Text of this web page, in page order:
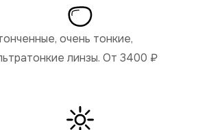
очень тонкие,
линзы. От 3400 ₽